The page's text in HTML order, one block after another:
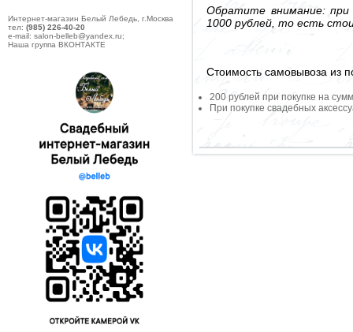
Интернет-магазин Белый Лебедь, г.Москва
тел: (985) 226-40-20
e-mail: salon-belleb@yandex.ru;
Наша группа ВКОНТАКТЕ
Обратите внимание: при
1000 рублей, то есть
Стоимость самовывоза из
200 рублей при покупке на
При покупке свадебных